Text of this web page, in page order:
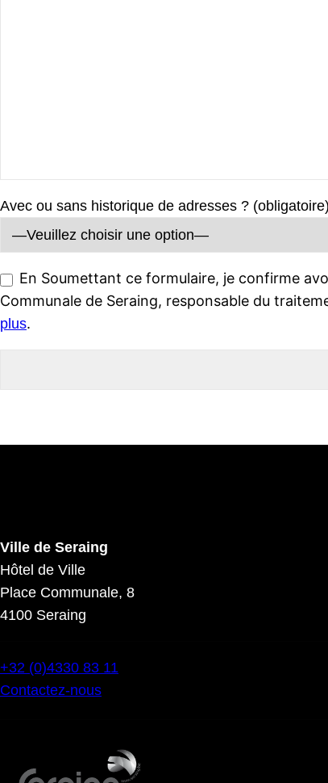
Avec ou sans historique de adresses ? (obligatoire)
En Soumettant ce formulaire, je confirme
Communale de Seraing, responsable du
plus.
Ville de Seraing
Hôtel de Ville
Place Communale, 8
4100 Seraing
+32 (0)4330 83 11
Contactez-nous